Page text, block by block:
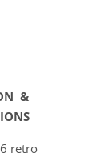
&
retro